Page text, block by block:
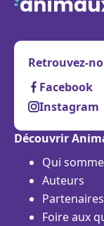
Retrouvez-
Facebook
Instagram
Découvrir
Qui
Auteurs
Partenaires
Foire aux